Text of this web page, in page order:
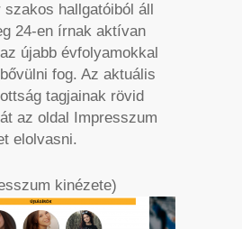
szakos hallgatóiból áll
24-en írnak aktívan
újabb évfolyamokkal
fog. Az aktuális
tagjainak rövid
az oldal Impresszum
elolvasni.
kinézete)